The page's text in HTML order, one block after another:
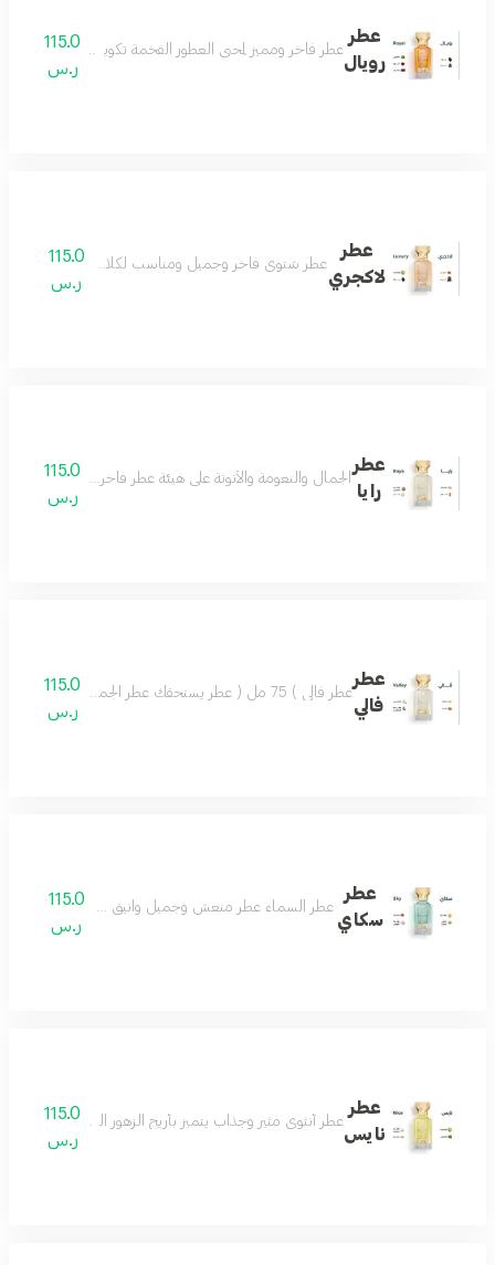
عطر
رويال
عطر فاخر ومميز لمحبي العطور الفخمة تكوين جميل من
115.0
ر.س
عطر
لاكجري
عطر شتوي فاخر وجميل ومناسب لكلا الجنسين عطر
115.0
ر.س
عطر
رايا
الجمال والنعومة والأنوثة على هيئة عطر فاخر مزيج من
115.0
ر.س
عطر
فالي
عطر فالي ) 75 مل ( عطر يستحقك عطر الجمال والروعة يسعد القلب تركيبة فاخرة مميزة تضفي ليومك مزيجاً من اللطف والجمال وروح السعادة.عطر فالي اختيار كل الناس
115.0
ر.س
عطر
سكاي
عطر السماء عطر منعش وجميل وانيق جدا عطرك في كل
115.0
ر.س
عطر
نايس
عطر أنثوي مثير وجذاب يتميز بأريج الزهور البيضاء وعبير
115.0
ر.س